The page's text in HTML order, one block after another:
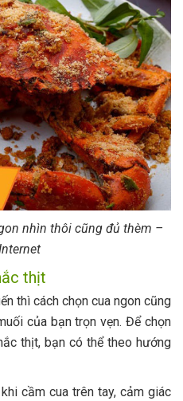
nhìn thôi cũng đủ thèm –
thịt
thì cách chọn cua ngon cũng
của bạn trọn vẹn. Để chọn
thịt, bạn có thể theo hướng
cầm cua trên tay, cảm giác